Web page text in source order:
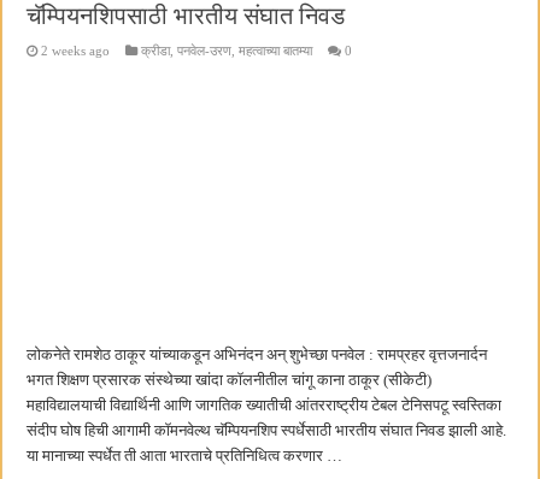
चॅम्पियनशिपसाठी भारतीय संघात निवड
2 weeks ago क्रीडा,पनवेल-उरण ,महत्वाच्या बातम्या 0
लोकनेते रामशेठ ठाकूर यांच्याकडून अभिनंदन अन्‌‍ शुभेच्छा पनवेल : रामप्रहर वृत्तजनार्दन
भगत शिक्षण प्रसारक संस्थेच्या खांदा कॉलनीतील चांगू काना ठाकूर (सीकेटी)
महाविद्यालयाची विद्यार्थिनी आणि जागतिक ख्यातीची आंतरराष्ट्रीय टेबल टेनिसपटू स्वस्तिका
संदीप घोष हिची आगामी कॉमनवेल्थ चॅम्पियनशिप स्पर्धेसाठी भारतीय संघात निवड झाली आहे.
या मानाच्या स्पर्धेत ती आता भारताचे प्रतिनिधित्व करणार …